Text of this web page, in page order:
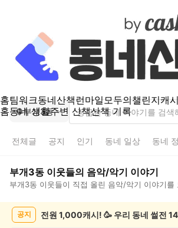
홈팀워크동네산책런마일모두의챌린지캐
홈동네 생활주변 산책산책 기록
부개3동
전체글 공지 인기 동네 일상 동네
부개3동 이웃들의 음악/악기 이야기
부개3동 이웃들이 직접 올린 음악/악기 이야기를
공지 전원 1,000캐시! 🥳 우리 동네 썰전